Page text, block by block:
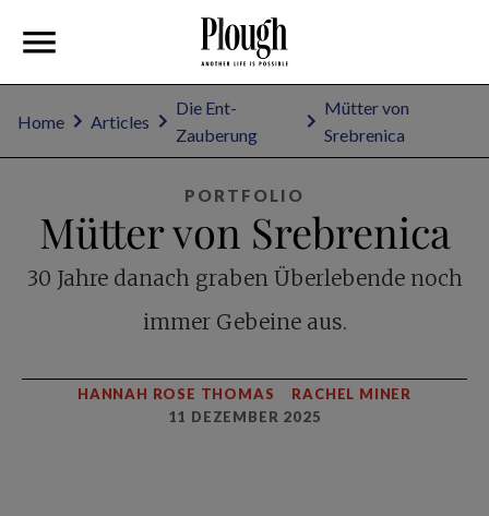
Home Articles
Die Ent-
Zauberung
Mütter von
Srebrenica
PORTFOLIO
Mütter von Srebrenica
30 Jahre danach graben Überlebende noch
immer Gebeine aus.
HANNAH ROSE THOMAS
RACHEL MINER
11 DEZEMBER 2025